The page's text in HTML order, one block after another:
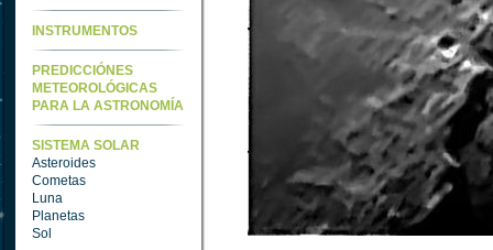
INSTRUMENTOS
PREDICCIÓNES
METEOROLÓGICAS
PARA LA ASTRONOMÍA
SISTEMA SOLAR
Asteroides
Cometas
Luna
Planetas
Sol